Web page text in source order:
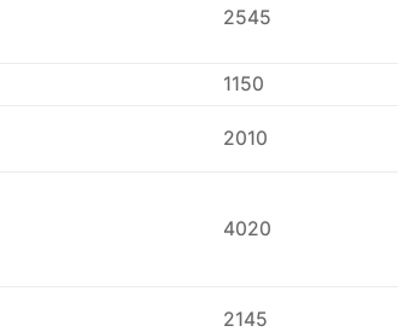
2545
1150
2010
4020
2145